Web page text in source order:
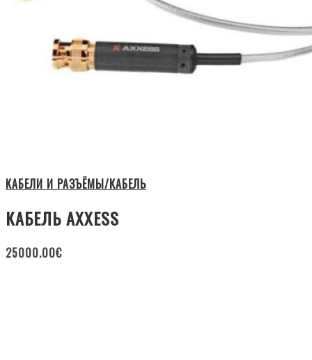
КАБЕЛИ И РАЗЪЁМЫ/КАБЕЛЬ
КАБЕЛЬ AXXESS
25000.00€